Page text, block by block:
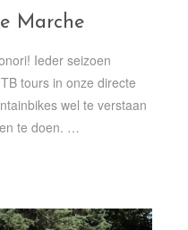
Marche
Ieder seizoen
tours in onze directe
wel te verstaan
te doen. …